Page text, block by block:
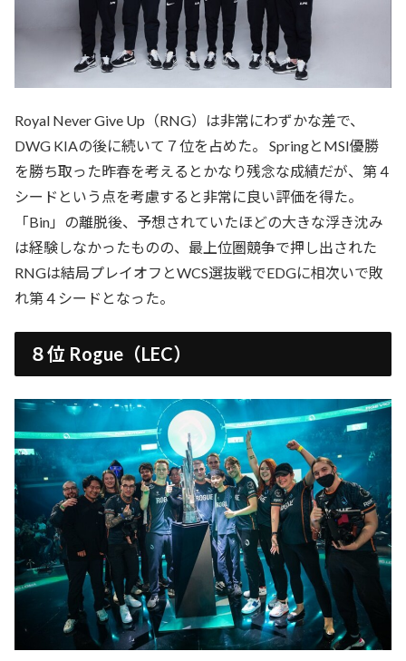
Royal Never Give Up（RNG）は非常にわずかな差で、
DWG KIAの後に続いて７位を占めた。 SpringとMSI優勝
を勝ち取った昨春を考えるとかなり残念な成績だが、第４
シードという点を考慮すると非常に良い評価を得た。
「Bin」の離脱後、予想されていたほどの大きな浮き沈み
は経験しなかったものの、最上位圏競争で押し出された
RNGは結局プレイオフとWCS選抜戦でEDGに相次いで敗
れ第４シードとなった。
８位 Rogue（LEC）